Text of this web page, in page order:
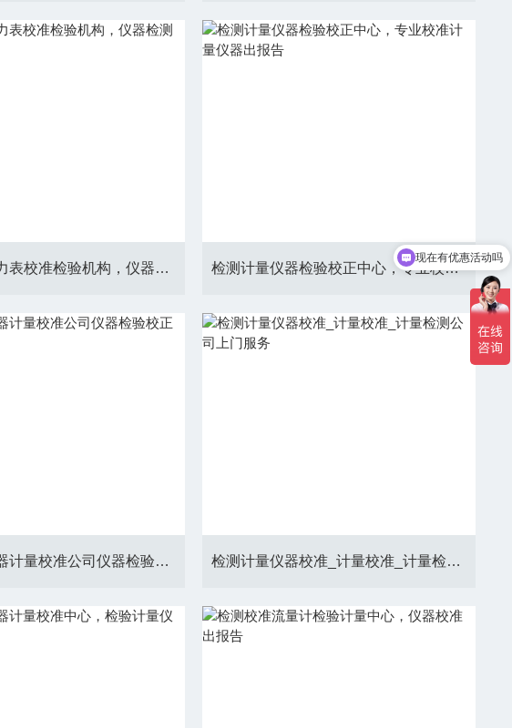
检测校准压力表校准检验机构，仪器检测计量公司 检测计量仪器检验校正中心，专业校准计量仪器出报告
检测校正仪器计量校准公司仪器检验校正_3-5天出报告 检测计量仪器校准_计量校准_计量检测公司上门服务
可以介绍下你们的产品么